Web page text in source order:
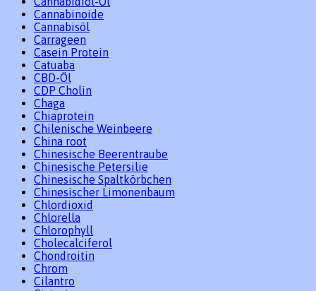
Cannabinoide
Cannabisöl
Carrageen
Casein Protein
Catuaba
CBD-Öl
CDP Cholin
Chaga
Chiaprotein
Chilenische Weinbeere
China root
Chinesische Beerentraube
Chinesische Petersilie
Chinesische Spaltkörbchen
Chinesischer Limonenbaum
Chlordioxid
Chlorella
Chlorophyll
Cholecalciferol
Chondroitin
Chrom
Cilantro